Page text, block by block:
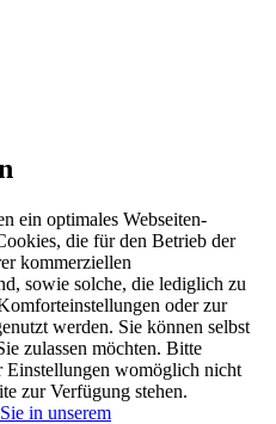
ein optimales Webseiten-
die für den Betrieb der
kommerziellen
sowie solche, die lediglich zu
oder zur
werden. Sie können selbst
zulassen möchten. Bitte
Einstellungen womöglich nicht
zur Verfügung stehen.
in unserem